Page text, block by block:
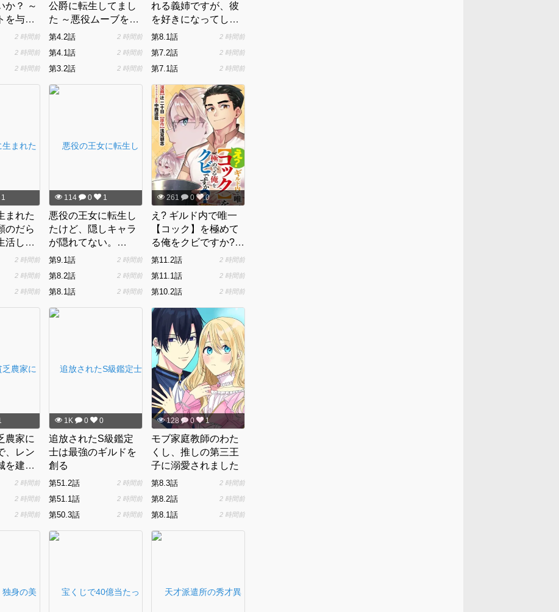
か？ ～
を与え
めた俺
使命ら
んなこ
いいの
2 時間前
2 時間前
2 時間前
公爵に転生してまし
た ～悪役ムーブをや
めたのになぜか娘が
件～
第4.2話 2 時間前
第4.1話 2 時間前
第3.2話 2 時間前
れる義姉ですが、彼
を好きになってしま
いました。
第8.1話 2 時間前
第7.2話 2 時間前
第7.1話 2 時間前
まれた
のだら
活した
2 時間前
2 時間前
2 時間前
114 0 1
悪役の王女に転生し
たけど、隠しキャラ
が隠れてない。
@COMIC
第9.1話 2 時間前
第8.2話 2 時間前
第8.1話 2 時間前
261 0 0
え? ギルド内で唯一
【コック】を極めて
る俺をクビですか?
@COMIC
第11.2話 2 時間前
第11.1話 2 時間前
第10.2話 2 時間前
農家に
、レン
を建て
した2 時間前
2 時間前
2 時間前
1K 0 0
追放されたS級鑑定
士は最強のギルドを
創る
第51.2話 2 時間前
第51.1話 2 時間前
第50.3話 2 時間前
128 0 1
モブ家庭教師のわた
くし、推しの第三王
子に溺愛されました
第8.3話 2 時間前
第8.2話 2 時間前
第8.1話 2 時間前